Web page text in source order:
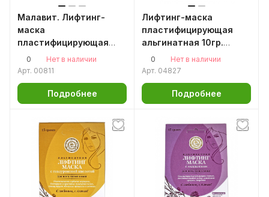
Малавит. Лифтинг-
маска
пластифицирующая
альгинатная 500гр.
Для коррекции
возрастных изменений
0
Нет в наличии
Арт. 00811
Подробнее
Лифтинг-маска
пластифицирующая
альгинатная 10гр.
Малавит
0
Нет в наличии
Арт. 04827
Подробнее